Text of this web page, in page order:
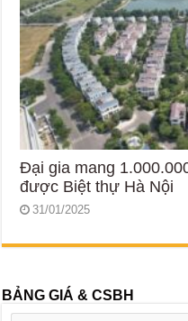
Đại gia mang
được Biệt thự Hà Nội
31/01/2025
BẢNG GIÁ & CSBH